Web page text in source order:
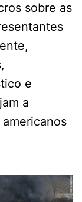
sobre as
e
a